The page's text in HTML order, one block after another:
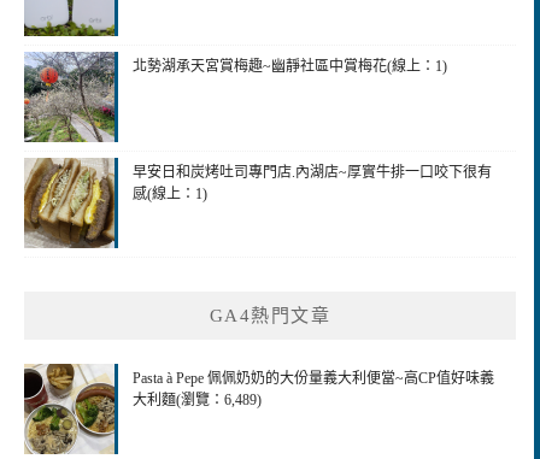
北勢湖承天宮賞梅趣~幽靜社區中賞梅花(線上：1)
早安日和炭烤吐司專門店.內湖店~厚實牛排一口咬下很有
感(線上：1)
GA4熱門文章
Pasta à Pepe 佩佩奶奶的大份量義大利便當~高CP值好味義
大利麵(瀏覽：6,489)